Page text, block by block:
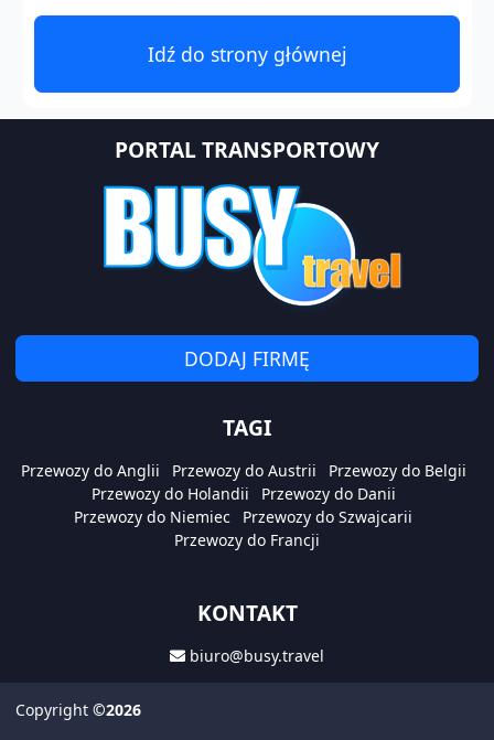
Idź do strony głównej
PORTAL TRANSPORTOWY
DODAJ FIRMĘ
TAGI
Przewozy do Anglii Przewozy do Austrii
Przewozy do Belgii
Przewozy do Holandii
Przewozy do Danii
Przewozy do Niemiec
Przewozy do Szwajcarii
Przewozy do Francji
KONTAKT
biuro@busy.travel
Copyright ©2026